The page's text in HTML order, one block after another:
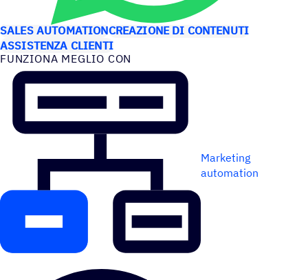
CASI D’USO
SALES AUTOMATIONCREAZIONE DI CONTENUTI
ASSISTENZA CLIENTI
FUNZIONA MEGLIO CON
Marketing
automation